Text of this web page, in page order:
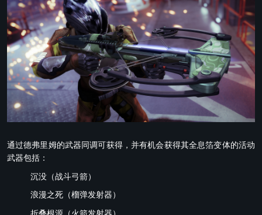
通过德弗里姆的武器同调可获得，并有机会获得其全息箔变体的活动
武器包括：
沉没（战斗弓箭）
浪漫之死（榴弹发射器）
折叠根源（火箭发射器）